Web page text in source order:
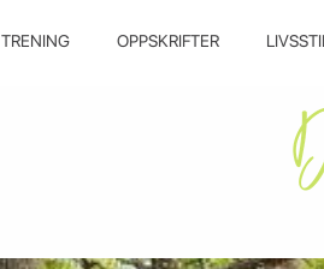
TRENING OPPSKRIFTER LIVSSTIL